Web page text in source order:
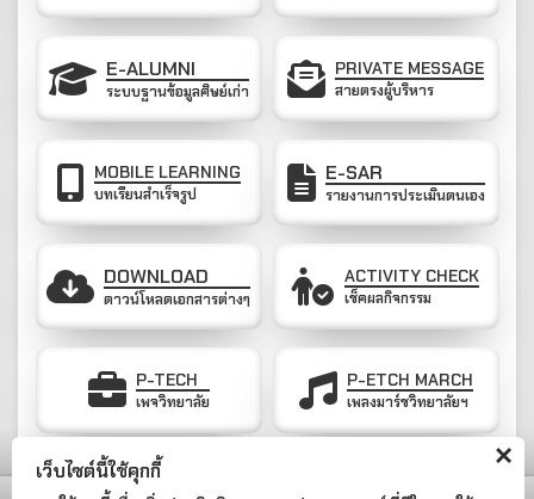
×
เว็บไซต์นี้ใช้คุกกี้
กิจกรรมถวายพระพรชัยมงคลพระบาทสมเด็จ
พระเจ้าอยู่หัว
26/07/2567
กิจกรรมวันพรรษา 20/07/2567
พิธีไหว้ครู ปีการศึกษา2567 13/06/2567
แสดงข่าวสารและกิจกรรมทั้งหมด
E-ALUMNI
ระบบฐานข้อมูลศิษย์เก่า
PRIVATE MESSAGE
สายตรงผู้บริหาร
MOBILE LEARNING
บทเรียนสำเร็จรูป
E-SAR
รายงานการประเมินตนเอง
DOWNLOAD
ดาวน์โหลดเอกสารต่างๆ
ACTIVITY CHECK
เช็คผลกิจกรรม
P-TECH
เพจวิทยาลัย
P-ETCH MARCH
เพลงมาร์ชวิทยาลัยฯ